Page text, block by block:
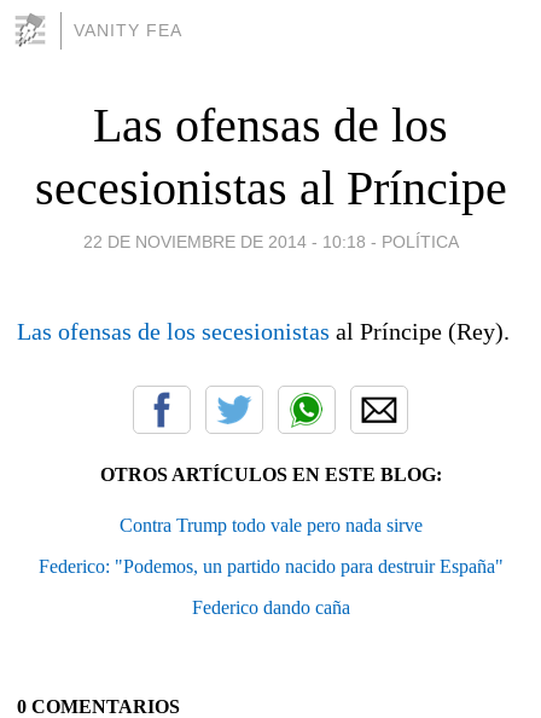
VANITY FEA
Las ofensas de los
secesionistas al Príncipe
22 DE NOVIEMBRE DE 2014 - 10:18 - POLÍTICA
Las ofensas de los secesionistas al Príncipe (Rey).
OTROS ARTÍCULOS EN ESTE BLOG:
Contra Trump todo vale pero nada sirve
Federico: "Podemos, un partido nacido para destruir España"
Federico dando caña
0 COMENTARIOS